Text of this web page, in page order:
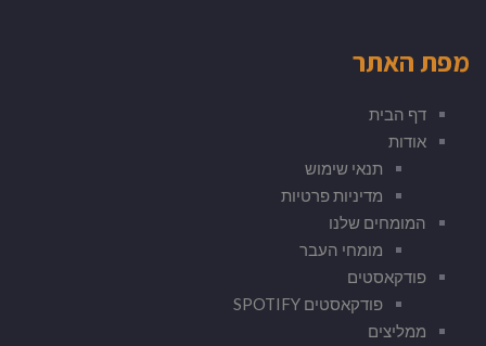
מפת האתר
דף הבית
אודות
תנאי שימוש
מדיניות פרטיות
המומחים שלנו
מומחי העבר
פודקאסטים
פודקאסטים SPOTIFY
ממליצים